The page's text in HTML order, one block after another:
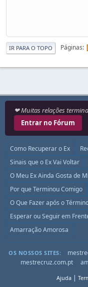
IR PARA O TOPO Páginas
❤ Muitas relações
Entrar no Fórum
Como Recuperar o Ex
Sinais que o Ex Vai Voltar
O Meu Ex Ainda Gosta de
Por que Terminou Comigo
O Que Fazer após o
Esperar ou Seguir em
Amarração Amorosa
OS NOSSOS SITES:
mestrecruz.com.pt
Ajuda|